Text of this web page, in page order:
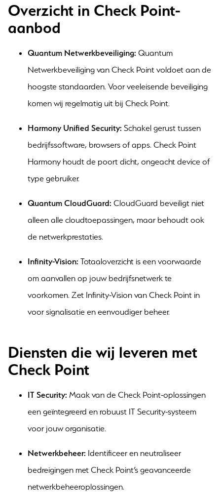
Overzicht in Check Point-
aanbod
Quantum Netwerkbeveiliging: Quantum
Netwerkbeveiliging van Check Point voldoet aan de
hoogste standaarden. Voor veeleisende beveiliging
komen wij regelmatig uit bij Check Point.
Harmony Unified Security: Schakel gerust tussen
bedrijfssoftware, browsers of apps. Check Point
Harmony houdt de poort dicht, ongeacht device of
type gebruiker.
Quantum CloudGuard: CloudGuard beveiligt niet
alleen alle cloudtoepassingen, maar behoudt ook
de netwerkprestaties.
Infinity-Vision: Totaaloverzicht is een voorwaarde
om aanvallen op jouw bedrijfsnetwerk te
voorkomen. Zet Infinity-Vision van Check Point in
voor signalisatie en eenvoudiger beheer.
Diensten die wij leveren met
Check Point
IT Security: Maak van de Check Point-oplossingen
een geïntegreerd en robuust IT Security-systeem
voor jouw organisatie.
Netwerkbeheer: Identificeer en neutraliseer
bedreigingen met Check Point’s geavanceerde
netwerkbeheeroplossingen.